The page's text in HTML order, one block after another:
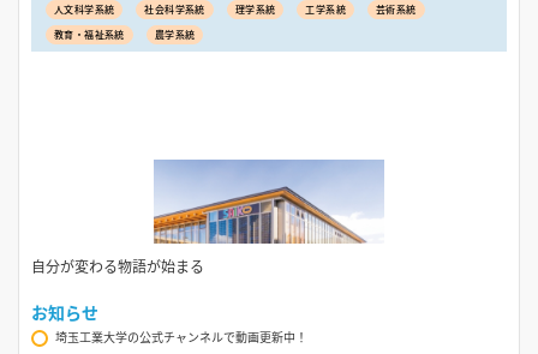
人文科学系統 社会科学系統 理学系統 工学系統
芸術系統
教育・福祉系統
農学系統
自分が変わる物語が始まる
お知らせ
埼玉工業大学の公式チャンネルで動画更新中！